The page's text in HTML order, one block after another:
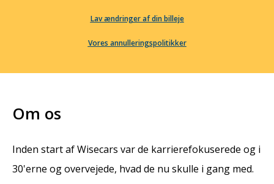
Lav ændringer af din billeje
Vores annulleringspolitikker
Om os
Inden start af Wisecars var de karrierefokuserede og i
30'erne og overvejede, hvad de nu skulle i gang med.